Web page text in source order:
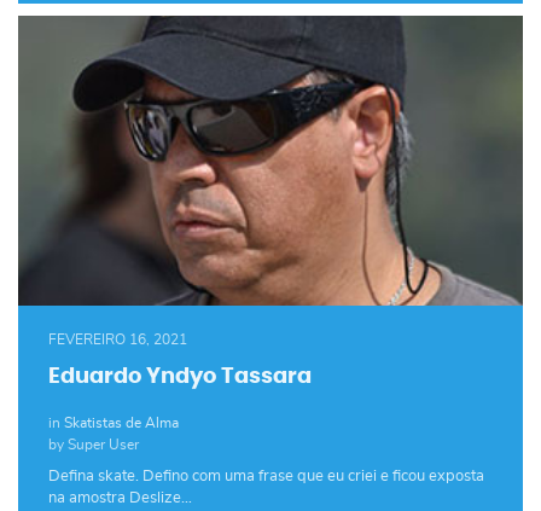
FEVEREIRO 16, 2021
Eduardo Yndyo Tassara
in Skatistas de Alma
by Super User
Defina skate. Defino com uma frase que eu criei e ficou exposta
na amostra Deslize…